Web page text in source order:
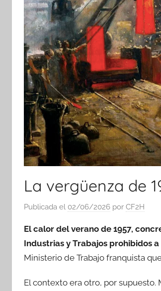
La vergüenza de
Publicada el 02/06/2026 por CF2H
El calor del verano de 1957,
Industrias y Trabajos prohibidos
Ministerio de Trabajo franquista
El contexto era otro, por supuesto.